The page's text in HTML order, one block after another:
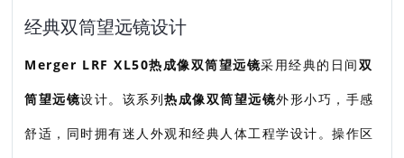
经典双筒望远镜设计
Merger LRF XL50热成像双筒望远镜采用经典的日间双
筒望远镜设计。该系列热成像双筒望远镜外形小巧，手感
舒适，同时拥有迷人外观和经典人体工程学设计。操作区